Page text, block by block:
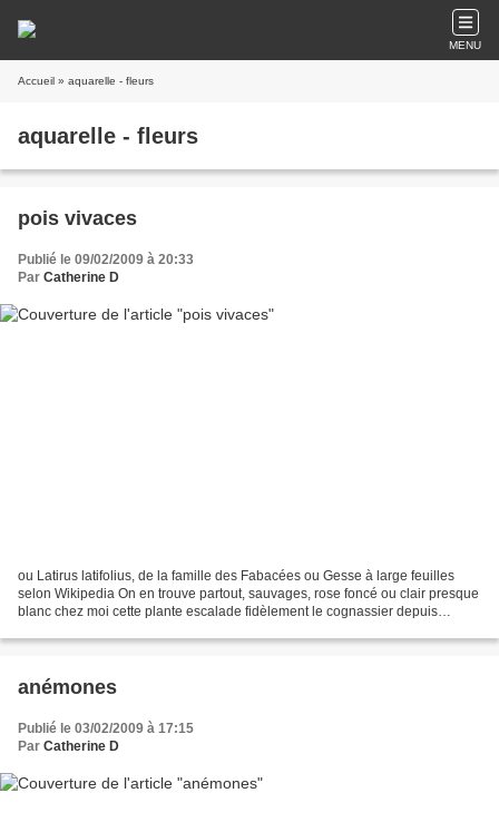
MENU
Accueil » aquarelle - fleurs
aquarelle - fleurs
pois vivaces
Publié le 09/02/2009 à 20:33
Par Catherine D
ou Latirus latifolius, de la famille des Fabacées ou Gesse à large feuilles
selon Wikipedia On en trouve partout, sauvages, rose foncé ou clair presque
blanc chez moi cette plante escalade fidèlement le cognassier depuis
anémones
Publié le 03/02/2009 à 17:15
Par Catherine D